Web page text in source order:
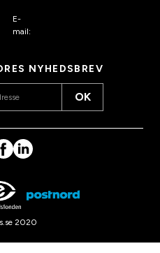
E-
mail:
NYHEDSBREV
OK
2020